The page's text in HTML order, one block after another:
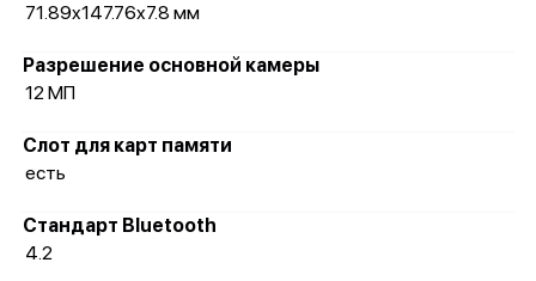
71.89x147.76x7.8 мм
Разрешение основной камеры
12 МП
Слот для карт памяти
есть
Стандарт Bluetooth
4.2